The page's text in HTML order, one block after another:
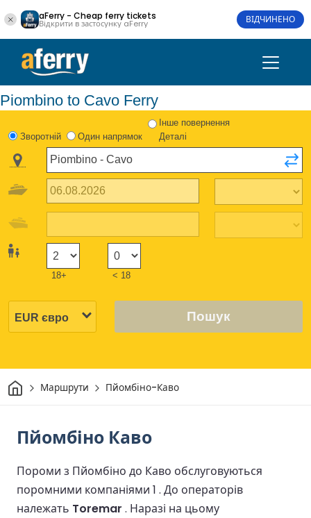
aFerry - Cheap ferry tickets
Відкрити в застосунку aFerry ВІДЧИНЕНО
Piombino to Cavo Ferry
Зворотній Один напрямок
Інше повернення
Деталі
18+ < 18
Пошук
Дім Маршрути Пйомбіно-Каво
Пйомбіно Каво
Пороми з Пйомбіно до Каво обслуговуються
поромними компаніями 1 . До операторів
належать Toremar . Наразі на цьому